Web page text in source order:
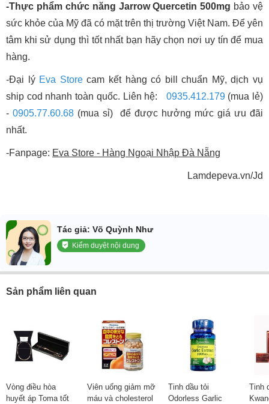
-Thực phẩm chức năng Jarrow Quercetin 500mg bảo vệ
sức khỏe của Mỹ đã có mặt trên thị trường Việt Nam. Để yên
tâm khi sử dụng thì tốt nhất bạn hãy chọn nơi uy tín để mua
hàng.
-Đại lý Eva Storecam kết hàng có bill chuẩn Mỹ, dịch vụ
ship cod nhanh toàn quốc. Liên hệ: 0935.412.179(mua lẻ)
- 0905.77.60.68 (mua sỉ) để được hưởng mức giá ưu đãi
nhất.
-Fanpage: Eva Store - Hàng Ngoại Nhập Đà Nẵng
Lamdepeva.vn/Jd
Tác giả: Võ Quỳnh Như
Kiểm duyệt nội dung
Sản phẩm liên quan
Vòng điều hòa
huyết áp Toma tốt
Viên uống giảm mỡ
máu và cholesterol
Tinh dầu tỏi
Odorless Garlic
Tinh